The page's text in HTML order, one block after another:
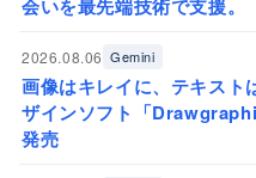
会いを最先端技術で支援。
2026.08.06 Gemini
画像はキレイに、テキスト
ザインソフト「
発売